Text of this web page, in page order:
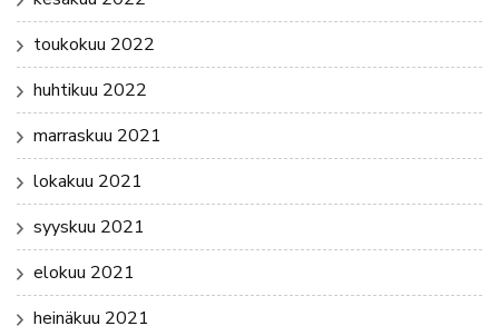
toukokuu 2022
huhtikuu 2022
marraskuu 2021
lokakuu 2021
syyskuu 2021
elokuu 2021
heinäkuu 2021